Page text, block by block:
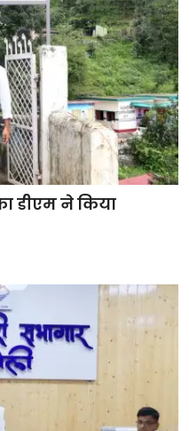
डीएम ने किया